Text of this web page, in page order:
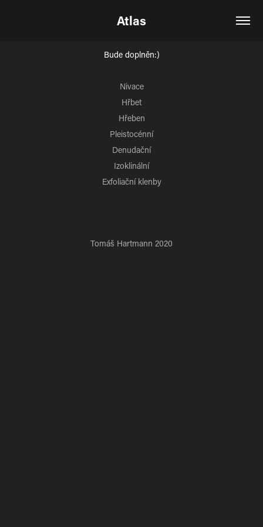
Atlas
Bude doplněn:)
Nivace
Hřbet
Hřeben
Pleistocénní
Denudační
Izoklinální
Exfoliační klenby
Tomáš Hartmann 2020